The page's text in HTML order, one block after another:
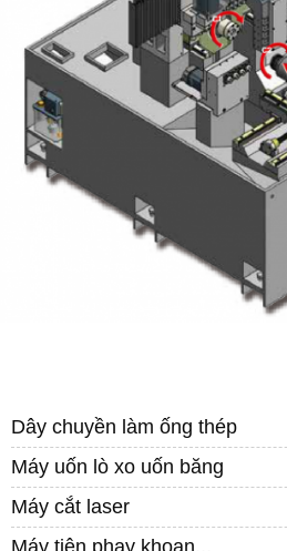
Dây chuyền làm ống thép
Máy uốn lò xo uốn băng
Máy cắt laser
Máy tiện phay khoan...